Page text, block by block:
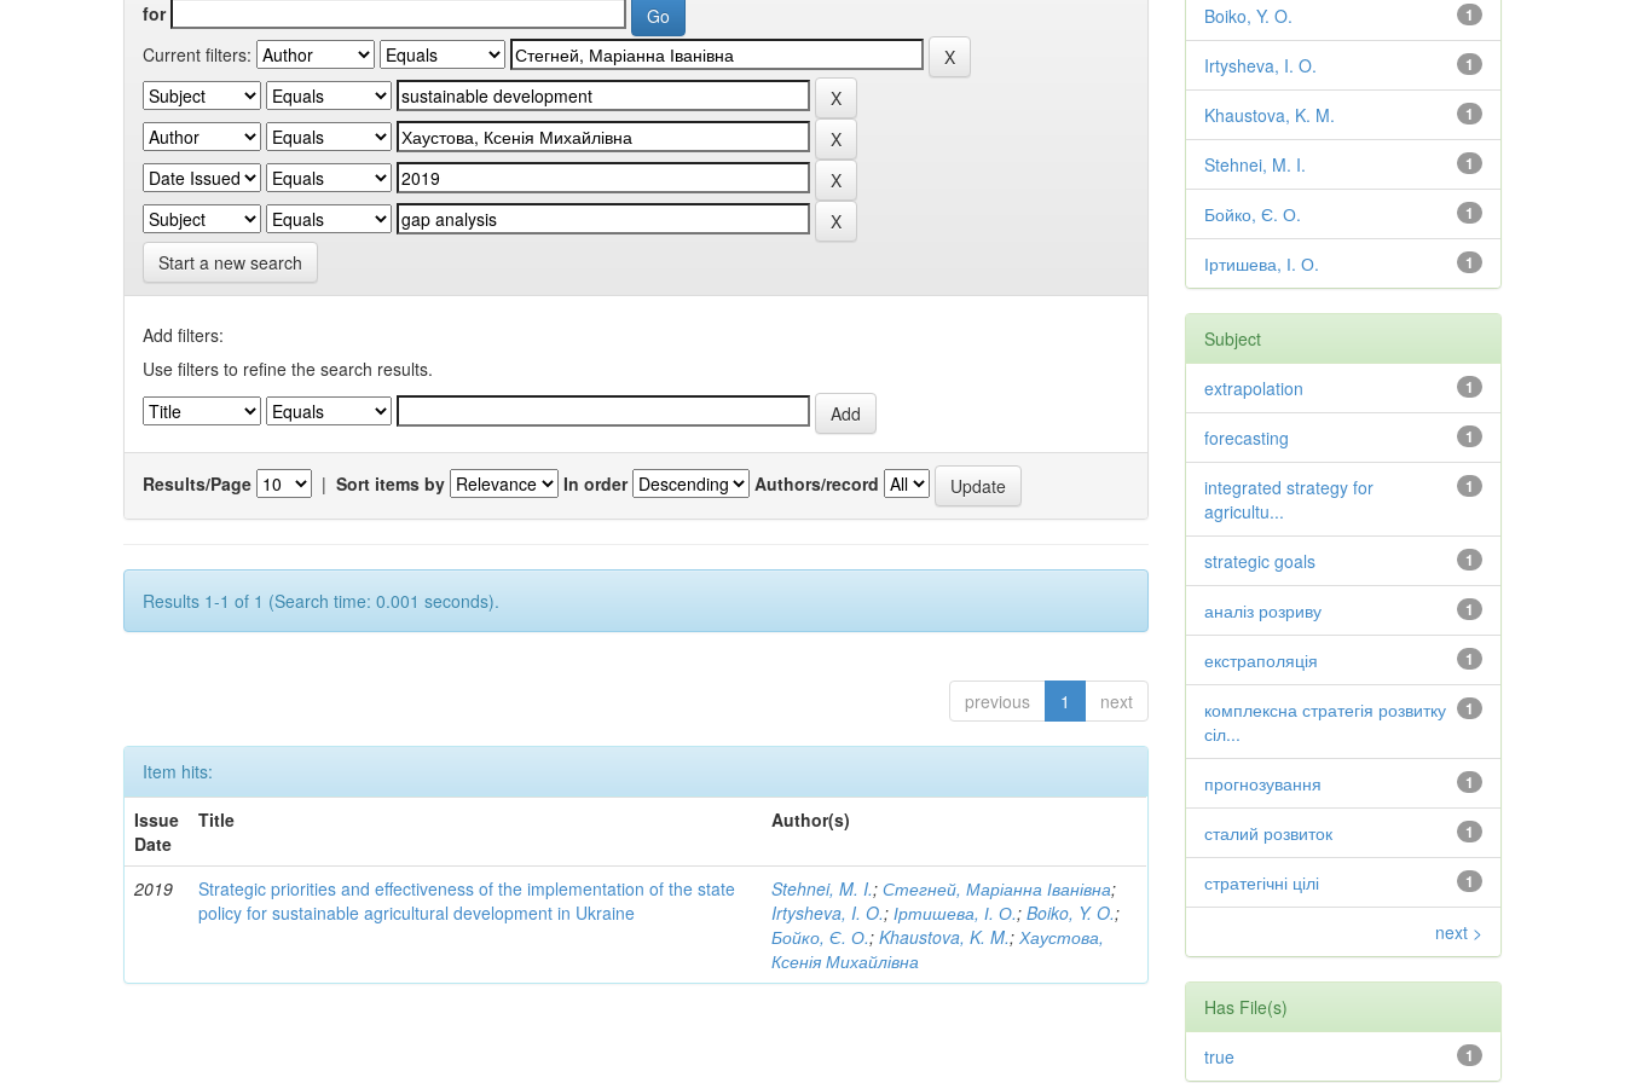
for
Current filters:
Start a new search
Add filters:
Use filters to refine the search results.
Results/Page | Sort items by In order Authors/record
Results 1-1 of 1 (Search time: 0.001 seconds).
previous 1 next
Item hits:
Issue
Date
Title Author(s)
2019
Strategic priorities and effectiveness of the implementation of the state
policy for sustainable agricultural development in Ukraine
Stehnei, M. I.;Стегней, Маріанна Іванівна;
Irtysheva, I. O.;Іртишева, І. О.;Boiko, Y. O.;
Бойко, Є. О.;Khaustova, K. M.;Хаустова,
Ксенія Михайлівна
1
Boiko, Y. O.
1
Irtysheva, I. O.
1
Khaustova, K. M.
1
Stehnei, M. I.
1
Бойко, Є. О.
1
Іртишева, І. О.
Subject
1
extrapolation
1
forecasting
1
integrated strategy for
agricultu...
1
strategic goals
1
аналіз розриву
1
екстраполяція
1
комплексна стратегія розвитку
сіл...
1
прогнозування
1
сталий розвиток
1
стратегічні цілі
next >
Has File(s)
1
true